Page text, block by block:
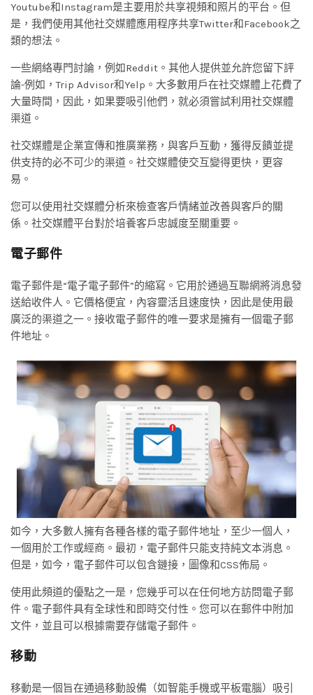
Youtube和Instagram是主要用於共享視頻和照片的平台。但
是，我們使用其他社交媒體應用程序共享Twitter和Facebook之
類的想法。
一些網絡專門討論，例如Reddit。其他人提供並允許您留下評
論-例如，Trip Advisor和Yelp。大多數用戶在社交媒體上花費了
大量時間，因此，如果要吸引他們，就必須嘗試利用社交媒體
渠道。
社交媒體是企業宣傳和推廣業務，與客戶互動，獲得反饋並提
供支持的必不可少的渠道。社交媒體使交互變得更快，更容
易。
您可以使用社交媒體分析來檢查客戶情緒並改善與客戶的關
係。社交媒體平台對於培養客戶忠誠度至關重要。
電子郵件
電子郵件是“電子電子郵件”的縮寫。它用於通過互聯網將消息發
送給收件人。它價格便宜，內容靈活且速度快，因此是使用最
廣泛的渠道之一。接收電子郵件的唯一要求是擁有一個電子郵
件地址。
如今，大多數人擁有各種各樣的電子郵件地址，至少一個人，
一個用於工作或經商。最初，電子郵件只能支持純文本消息。
但是，如今，電子郵件可以包含鏈接，圖像和CSS佈局。
使用此頻道的優點之一是，您幾乎可以在任何地方訪問電子郵
件。電子郵件具有全球性和即時交付性。您可以在郵件中附加
文件，並且可以根據需要存儲電子郵件。
移動
移動是一個旨在通過移動設備（如智能手機或平板電腦）吸引